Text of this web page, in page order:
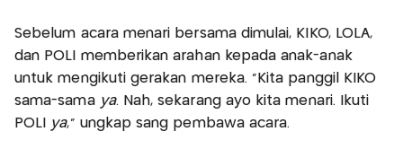
Sebelum acara menari bersama dimulai, KIKO, LOLA,
dan POLI memberikan arahan kepada anak-anak
untuk mengikuti gerakan mereka. “Kita panggil KIKO
sama-sama ya. Nah, sekarang ayo kita menari. Ikuti
POLI
ya,” ungkap sang pembawa acara.